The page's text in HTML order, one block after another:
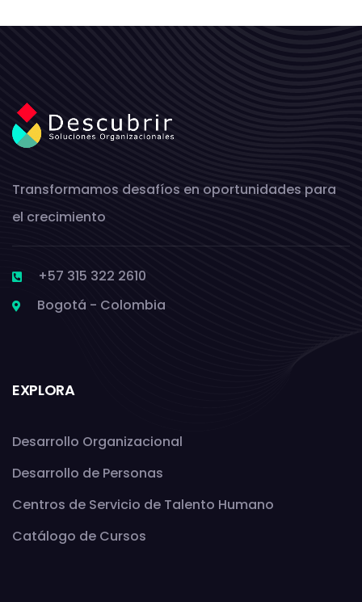
Transformamos desafíos en oportunidades para
el crecimiento
+57 315 322 2610
Bogotá - Colombia
EXPLORA
Desarrollo Organizacional
Desarrollo de Personas
Centros de Servicio de Talento Humano
Catálogo de Cursos